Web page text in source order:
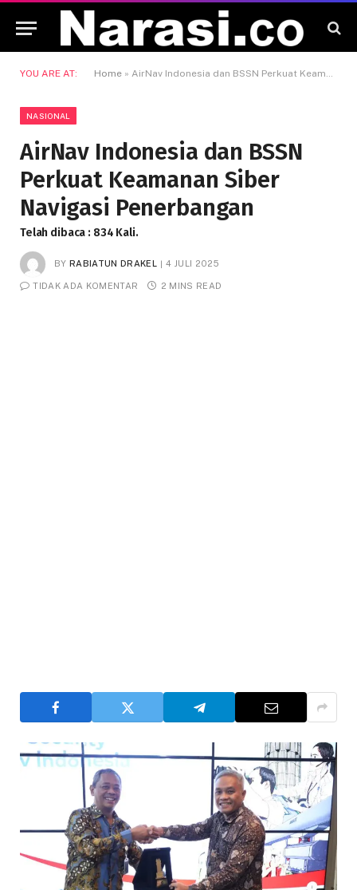
YOU ARE AT: Home » AirNav Indonesia dan BSSN Perkuat Keamanan Siber Navigasi Penerbangan
NASIONAL
AirNav Indonesia dan BSSN
Perkuat Keamanan Siber
Navigasi Penerbangan
Telah dibaca : 834 Kali.
BY RABIATUN DRAKEL 4 JULI 2025
TIDAK ADA KOMENTAR 2 MINS READ